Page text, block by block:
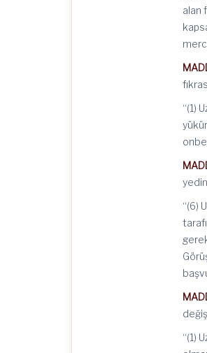
alan
“(1)
“(6)
“(1)